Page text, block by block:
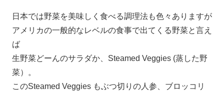
日本では野菜を美味しく食べる調理法も色々ありますが
アメリカの一般的なレベルの食事で出てくる野菜と言え
ば
生野菜どーんのサラダか、Steamed Veggies (蒸した野
菜）。
このSteamed Veggies もぶつ切りの人参、ブロッコリ